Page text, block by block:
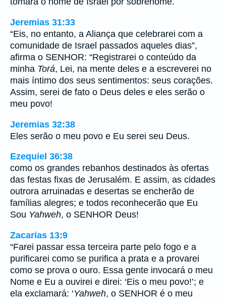
Jeremias 31:33
“Eis, no entanto, a Aliança que celebrarei com a
comunidade de Israel passados aqueles dias”,
afirma o SENHOR: “Registrarei o conteúdo da
minha Torá, Lei, na mente deles e a escreverei no
mais íntimo dos seus sentimentos: seus corações.
Assim, serei de fato o Deus deles e eles serão o
meu povo!
Jeremias 32:38
Eles serão o meu povo e Eu serei seu Deus.
Ezequiel 36:38
como os grandes rebanhos destinados às ofertas
das festas fixas de Jerusalém. E assim, as cidades
outrora arruinadas e desertas se encherão de
famílias alegres; e todos reconhecerão que Eu
Sou Yahweh, o SENHOR Deus!
Zacarias 13:9
“Farei passar essa terceira parte pelo fogo e a
purificarei como se purifica a prata e a provarei
como se prova o ouro. Essa gente invocará o meu
Nome e Eu a ouvirei e direi: ‘Eis o meu povo!’; e
ela exclamará: ‘Yahweh, o SENHOR é o meu